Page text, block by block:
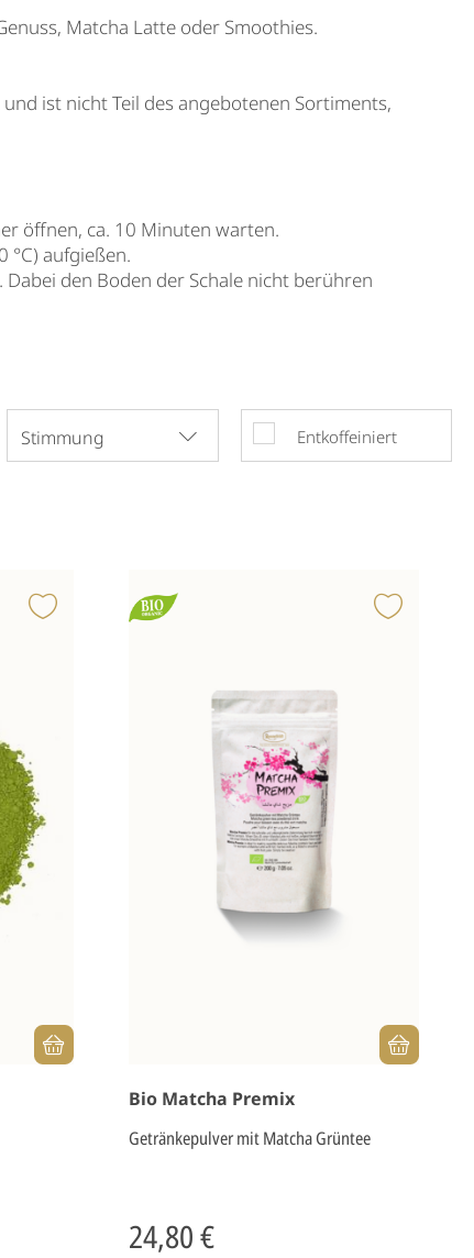
Matcha Latte oder Smoothies.
ist nicht Teil des angebotenen Sortiments,
öffnen, ca. 10 Minuten warten.
°C) aufgießen.
den Boden der Schale nicht berühren
Stimmung Entkoffeiniert
Bio Matcha Premix
Getränkepulver mit Matcha Grüntee
24,80 €